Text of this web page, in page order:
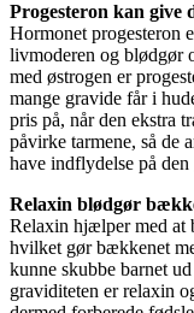
Progesteron kan give
Hormonet progesteron
livmoderen og blødgør
med østrogen er
mange gravide får i
pris på, når den ekstra
påvirke tarmene, så de
have indflydelse på
Relaxin blødgør
Relaxin hjælper med at
hvilket gør bækkenet
kunne skubbe barnet
graviditeten er relaxin